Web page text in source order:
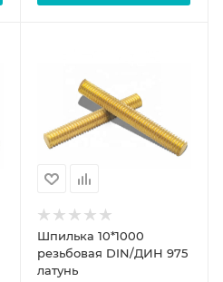
Шпилька 10*1000
резьбовая DIN/ДИН 975
латунь